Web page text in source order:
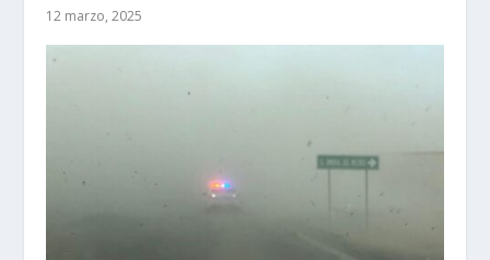
12 marzo, 2025